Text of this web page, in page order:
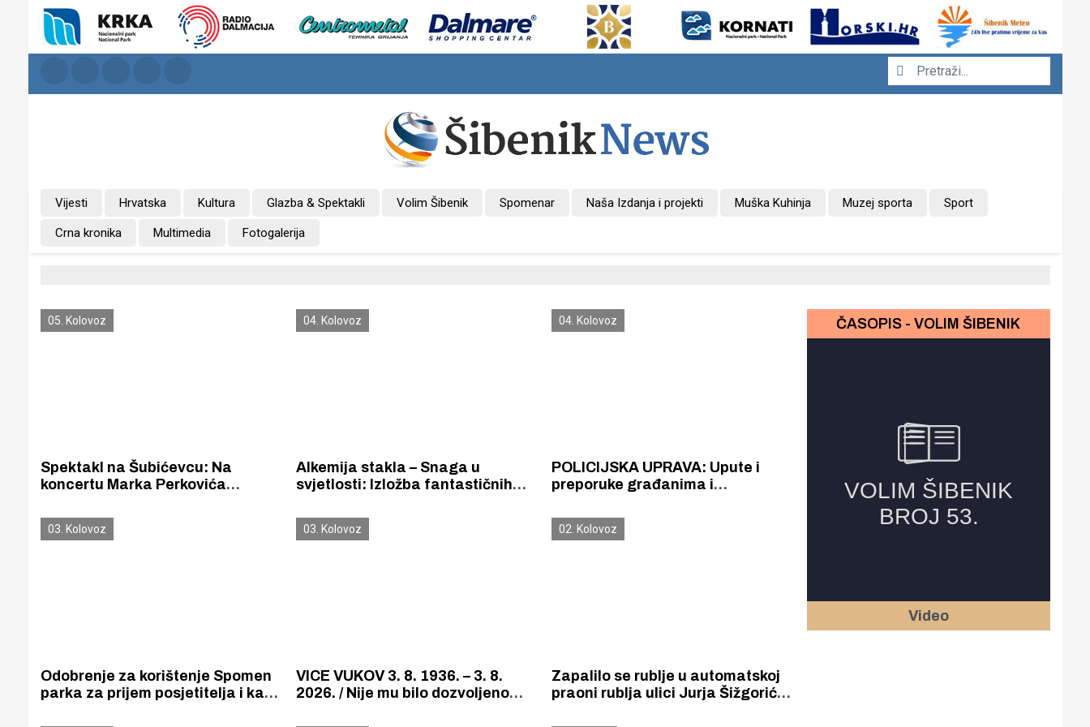
Vijesti Hrvatska Kultura Glazba & Spektakli Volim Šibenik Spomenar Naša Izdanja i projekti Muška Kuhinja Muzej sporta Sport
Crna kronika Multimedia Fotogalerija
05. Kolovoz
Spektakl na Šubićevcu: Na
koncertu Marka Perkovića
ljudi
04. Kolovoz
Alkemija stakla – Snaga u
svjetlosti: Izložba fantastičnih
Krševana
04. Kolovoz
POLICIJSKA UPRAVA: Upute i
preporuke građanima i
Perkovića Thompsona na
stadionu Šubićevac
03. Kolovoz
Odobrenje za korištenje Spomen
parka za prijem posjetitelja i kao
03. Kolovoz
VICE VUKOV 3. 8. 1936. – 3. 8.
2026. / Nije mu bilo dozvoljeno
02. Kolovoz
Zapalilo se rublje u automatskoj
praoni rublja ulici Jurja Šižgorića.
ČASOPIS - VOLIM ŠIBENIK
Video